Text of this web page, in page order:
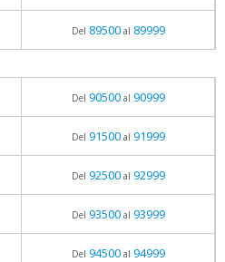
Del 89500al 89999
Del 90500al 90999
Del 91500al 91999
Del 92500al 92999
Del 93500al 93999
Del 94500al 94999